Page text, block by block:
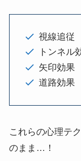
視線追従
トンネル
矢印効果
道路効果
これらの心理テ
のまま…！